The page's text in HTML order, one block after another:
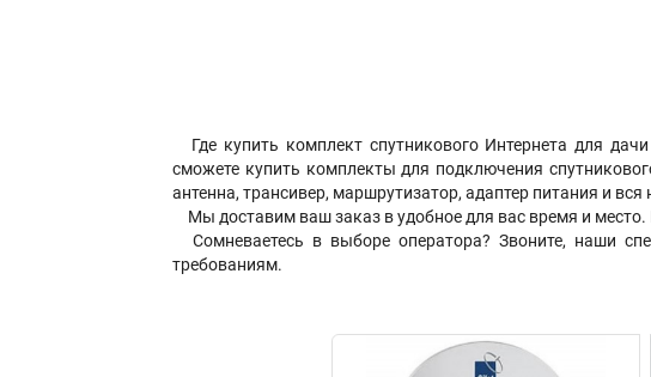
Где купить комплект спутникового Интернета для
сможете купить комплекты для подключения
антенна, трансивер, маршрутизатор, адаптер питания и
Мы доставим ваш заказ в удобное для вас время и
Сомневаетесь в выборе оператора? Звоните, наши
требованиям.